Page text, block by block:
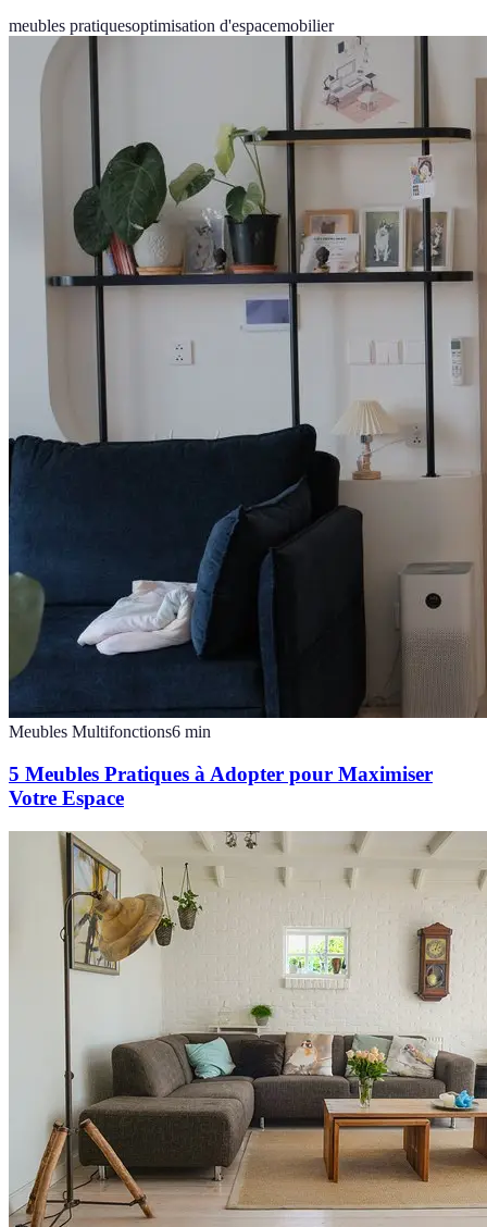
meubles pratiquesoptimisation d'espacemobilier
Meubles Multifonctions6 min
5 Meubles Pratiques à Adopter pour Maximiser
Votre Espace